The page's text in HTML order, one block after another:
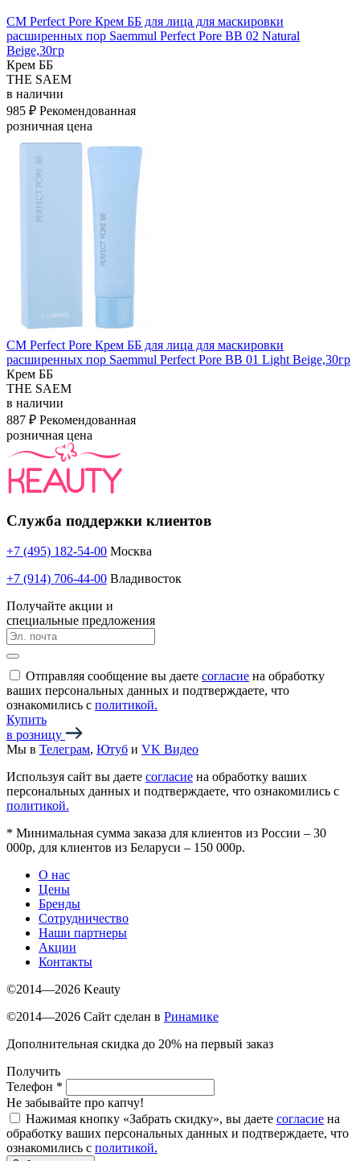
СМ Perfect Pore Крем ББ для лица для маскировки
расширенных пор Saemmul Perfect Pore BB 02 Natural
Beige,30гр
Крем ББ
THE SAEM
в наличии
985 ₽ Рекомендованная
розничная цена
СМ Perfect Pore Крем ББ для лица для маскировки
расширенных пор Saemmul Perfect Pore BB 01 Light Beige,30гр
Крем ББ
THE SAEM
в наличии
887 ₽ Рекомендованная
розничная цена
Служба поддержки клиентов
+7 (495) 182-54-00 Москва
+7 (914) 706-44-00 Владивосток
Получайте акции и
специальные предложения
Отправляя сообщение вы даете согласие на обработку
ваших персональных данных и подтверждаете, что
ознакомились с политикой.
Купить
в розницу
Мы в Телеграм, Ютуб и VK Видео
Используя сайт вы даете согласие на обработку ваших
персональных данных и подтверждаете, что ознакомились с
политикой.
* Минимальная сумма заказа для клиентов из России – 30
000р, для клиентов из Беларуси – 150 000р.
О нас
Цены
Бренды
Сотрудничество
Наши партнеры
Акции
Контакты
©2014—2026 Keauty
©2014—2026 Сайт сделан в Ринамике
Дополнительная скидка до 20% на первый заказ
Получить
Телефон *
Не забывайте про капчу!
Нажимая кнопку «Забрать скидку», вы даете согласие на
обработку ваших персональных данных и подтверждаете, что
ознакомились с политикой.